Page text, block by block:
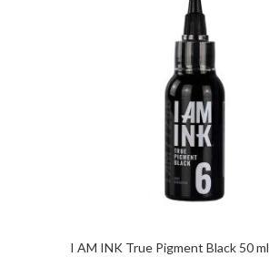
I AM INK True Pigment Black 50 ml